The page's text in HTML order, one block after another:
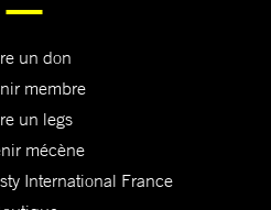
un don
membre
un legs
mécène
International France